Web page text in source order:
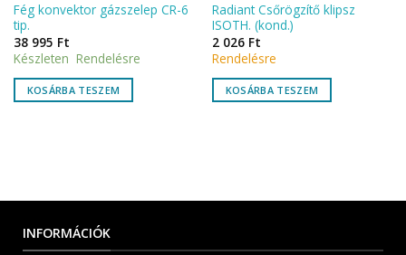
Fég konvektor gázszelep CR-6
tip.
38 995 Ft
Készleten Rendelésre
KOSÁRBA TESZEM
Radiant Csőrögzítő klipsz
ISOTH. (kond.)
2 026 Ft
Rendelésre
KOSÁRBA TESZEM
INFORMÁCIÓK